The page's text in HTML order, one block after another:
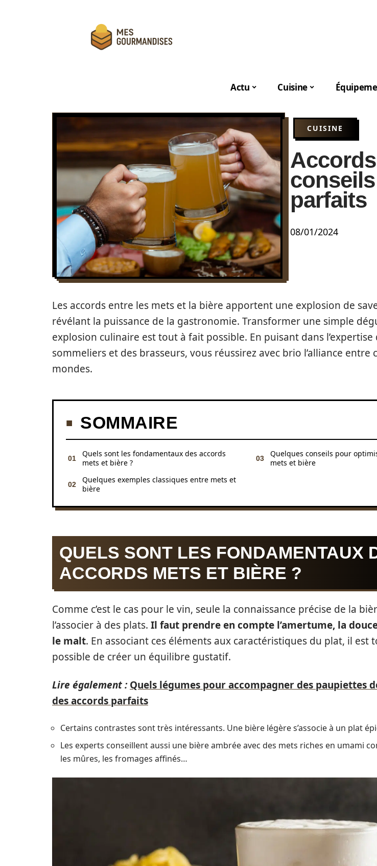
Actu Cuisine
CUISINE
parfaits
08/01/2024
Les accords entre les mets et la bière apportent une explosion de
révélant la puissance de la gastronomie. Transformer une simple
explosion culinaire est tout à fait possible. En puisant dans l’expertise
sommeliers et des brasseurs, vous réussirez avec brio l’alliance entre
mondes.
SOMMAIRE
Quels sont les fondamentaux des accords
mets et bière ?
Quelques exemples classiques entre mets et
bière
Quelques conseils pour
mets et bière
QUELS SONT LES FONDAMENTAUX
ACCORDS METS ET BIÈRE ?
Comme c’est le cas pour le vin, seule la connaissance précise de la
l’associer à des plats. Il faut prendre en compte l’amertume, la
le malt. En associant ces éléments aux caractéristiques du plat, il est
possible de créer un équilibre gustatif.
Lire également : Quels légumes pour accompagner des paupiettes
des accords parfaits
Certains contrastes sont très intéressants. Une bière légère s’associe à un plat
Les experts conseillent aussi une bière ambrée avec des mets riches en umami
les mûres, les fromages affinés…